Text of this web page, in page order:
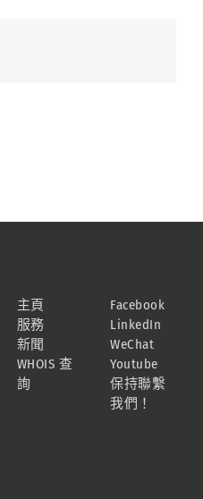
主頁
服務
新聞
WHOIS 查
詢
Facebook
LinkedIn
WeChat
Youtube
保持聯繫
我們！